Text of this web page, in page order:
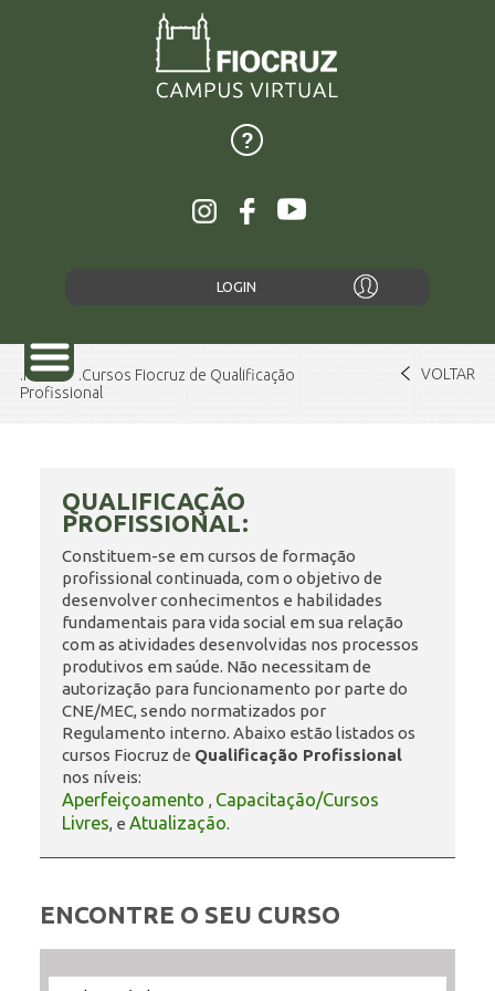
LOGIN
ENSINO
PLATAFORMAS
DOCUMENTOS
DOCENTES
Home
Cursos Fiocruz de Qualificação
Profissional
VOLTAR
QUALIFICAÇÃO
PROFISSIONAL:
Constituem-se em cursos de formação
profissional continuada, com o objetivo de
desenvolver conhecimentos e habilidades
fundamentais para vida social em sua relação
com as atividades desenvolvidas nos processos
produtivos em saúde. Não necessitam de
autorização para funcionamento por parte do
CNE/MEC, sendo normatizados por
Regulamento interno. Abaixo estão listados os
cursos Fiocruz de Qualificação Profissional
nos níveis:
Aperfeiçoamento, Capacitação/Cursos
Livres, eAtualização.
ENCONTRE O SEU CURSO
Filtrar
Filtrar
Selecione
Ordenar